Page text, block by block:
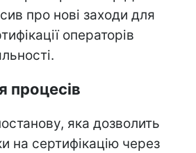
про нові заходи для
операторів
процесів
яка дозволить
на сертифікацію через